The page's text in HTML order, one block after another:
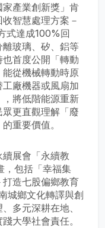
產業創新獎」肯
智慧處理方案－
式達成100%回
玻璃、矽、鋁等
首度公開「轉動
從機械轉動時原
廠機器或風扇加
將低階能源重新
更直觀理解「廢
重要價值。
展會「永續教
，包括「幸福集
造七股偏鄉教育
城鄉文化轉譯與創
多元深耕在地、
大學社會責任。